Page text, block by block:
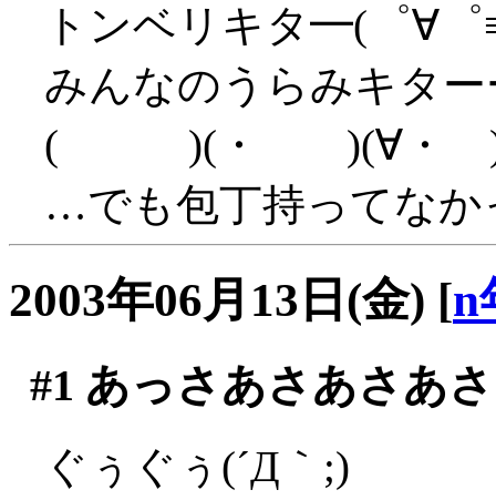
トンベリキタ━(゜∀
みんなのうらみキ
( )(・ )(∀・ )(・
…でも包丁持ってなか
2003年06月13日(金) [n
#1 あっさあさあさあ
ぐぅぐぅ(´Д｀;)